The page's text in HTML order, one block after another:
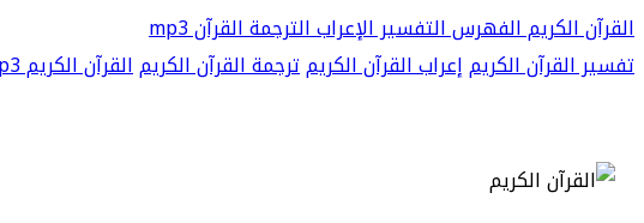
القرآن الكريمالفهرسالتفسيرالإعرابالترجمةالقرآن mp3
تفسير القرآن الكريمإعراب القرآن الكريمترجمة القرآن الكريمالقرآن الكريم mp3